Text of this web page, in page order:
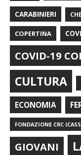
CARABINIERI
COPERTINA
COVID-19
CULTURA
ECONOMIA
FONDAZIONE CRC
GIOVANI